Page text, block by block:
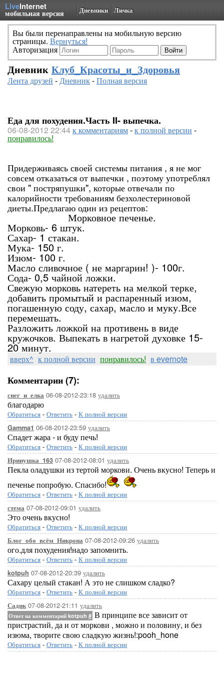
LiveInternet
мобильная версия Дневники Личка
Вы были перенаправлены на мобильную версию
страницы. Вернуться!
Авторизация
Дневник Клуб_Красоты_и_Здоровья
Лента друзей -Дневник-Полная версия
Еда для похудения.Часть II- выпечка.
06-08-2012 22:44к комментариям-к полной версии -
понравилось!
Придерживаясь своей системы питания , я не мог
совсем отказаться от выпечки , поэтому употреблял
свои " постряпушки", которые отвечали по
калорийности требованиям безхолестериновой
диеты.Предлагаю один из рецептов:
Морковное печенье.
Морковь- 6 штук.
Сахар- 1 стакан.
Мука- 150 г.
Изюм- 100 г.
Масло сливочное ( не маргарин! )- 100г.
Сода- 0,5 чайной ложки.
Свежую морковь натереть на мелкой терке,
добавить промытый и распаренный изюм,
погашенную соду, сахар, масло и муку.Все
перемешать.
Разложить ложкой на противень в виде
кружочков. Выпекать в нагретой духовке 15-
20 минут.
вверх^ к полной версии понравилось! в evernote
Комментарии (7):
снег_и_елка 06-08-2012-23:18 удалить
благодарю
Обратиться - Ответить - К полной версии
Gamma1 06-08-2012-23:59 удалить
Спадет жара - и буду печь!
Обратиться - Ответить - К полной версии
Иринушка_163 07-08-2012-08:01 удалить
Пекла оладушки из тертой моркови. Очень вкусно! Теперь и
печенье попробую. Спасибо!
Обратиться - Ответить - К полной версии
стема 07-08-2012-09:01 удалить
Это очень вкусно!
Обратиться - Ответить - К полной версии
Блог_обо_всём_Никрона 07-08-2012-09:26 удалить
ого.для похудения!надо запомнить.
Обратиться - Ответить - К полной версии
kotpuh 07-08-2012-20:39 удалить
Сахару целый стакан! А это не слишком сладко?
Обратиться - Ответить - К полной версии
Садик07-08-2012-21:11 удалить
Ответ на комментарий kotpuh # В принципе все зависит от
пристрастий, да и от моркови , можно и половину, и без
изюма, творите свою сладкую жизнь!:pooh_hone
Обратиться - Ответить - К полной версии